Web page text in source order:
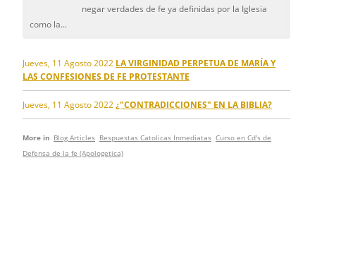
negar verdades de fe ya definidas por la Iglesia
como la...
Jueves, 11 Agosto 2022 LA VIRGINIDAD PERPETUA DE MARÍA Y
LAS CONFESIONES DE FE PROTESTANTE
Jueves, 11 Agosto 2022 ¿"CONTRADICCIONES" EN LA BIBLIA?
More in Blog Articles Respuestas Catolicas Inmediatas Curso en Cd's de
Defensa de la fe (Apologetica)